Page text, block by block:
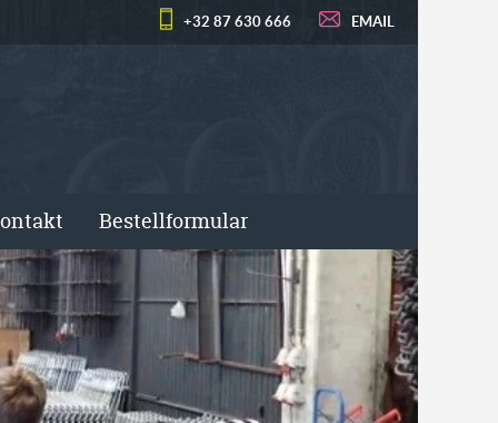
+32 87 630 666 EMAIL
Bestellformular